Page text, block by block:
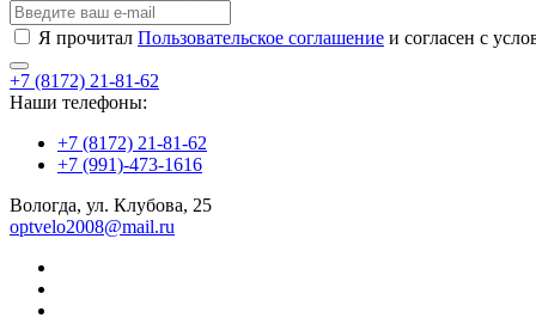
Я прочитал Пользовательское соглашение и согласен с
+7 (8172) 21-81-62
Наши телефоны:
+7 (8172) 21-81-62
+7 (991)-473-1616
Вологда, ул. Клубова, 25
optvelo2008@mail.ru